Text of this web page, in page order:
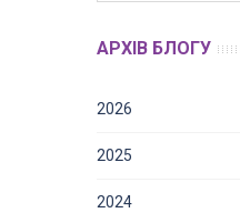
АРХІВ БЛОГУ
2026
2025
2024